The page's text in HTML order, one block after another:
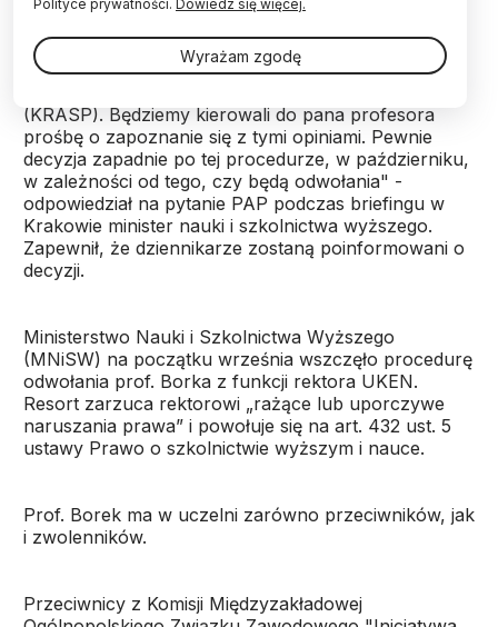
"W tej chwili otrzymaliśmy opinie z Rady Głównej
Nauki i Szkolnictwa Wyższego (RGNiSW) i z
(KRASP). Będziemy kierowali do pana profesora
prośbę o zapoznanie się z tymi opiniami. Pewnie
decyzja zapadnie po tej procedurze, w październiku,
w zależności od tego, czy będą odwołania" -
odpowiedział na pytanie PAP podczas briefingu w
Krakowie minister nauki i szkolnictwa wyższego.
Zapewnił, że dziennikarze zostaną poinformowani o
decyzji.
Ministerstwo Nauki i Szkolnictwa Wyższego
(MNiSW) na początku września wszczęło procedurę
odwołania prof. Borka z funkcji rektora UKEN.
Resort zarzuca rektorowi „rażące lub uporczywe
naruszania prawa” i powołuje się na art. 432 ust. 5
ustawy Prawo o szkolnictwie wyższym i nauce.
Prof. Borek ma w uczelni zarówno przeciwników, jak
i zwolenników.
Przeciwnicy z Komisji Międzyzakładowej
Polityce prywatności. Dowiedz się więcej.
Wyrażam zgodę